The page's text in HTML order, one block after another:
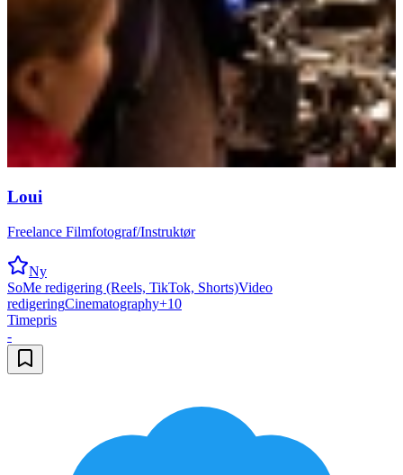
Loui
Freelance Filmfotograf/Instruktør
Ny
SoMe redigering (Reels, TikTok, Shorts)Video
redigeringCinematography+10
Timepris
-